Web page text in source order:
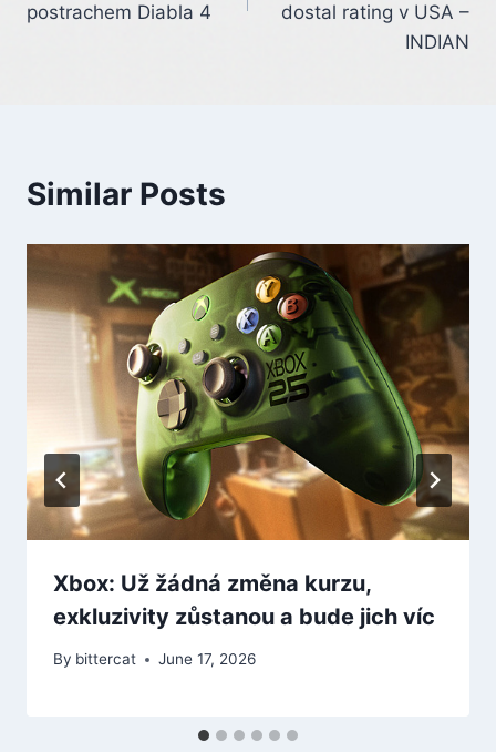
postrachem Diabla 4
dostal rating v USA –
INDIAN
Similar Posts
Xbox: Už žádná změna kurzu,
exkluzivity zůstanou a bude jich víc
By bittercat June 17, 2026